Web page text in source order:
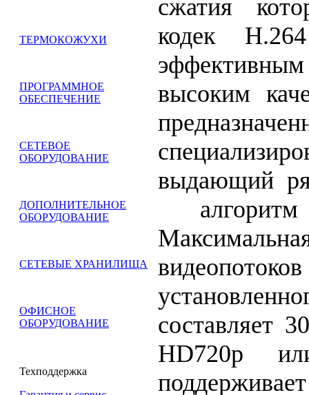
ТЕРМОКОЖУХИ
ПРОГРАММНОЕ
ОБЕСПЕЧЕНИЕ
СЕТЕВОЕ
ОБОРУДОВАНИЕ
ДОПОЛНИТЕЛЬНОЕ
ОБОРУДОВАНИЕ
СЕТЕВЫЕ ХРАНИЛИЩА
ОФИСНОЕ
ОБОРУДОВАНИЕ
Техподдержка
сжатия
кодек
высоким
выдающий
составляет
HD720p